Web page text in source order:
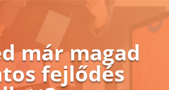
már magad
fejlődés